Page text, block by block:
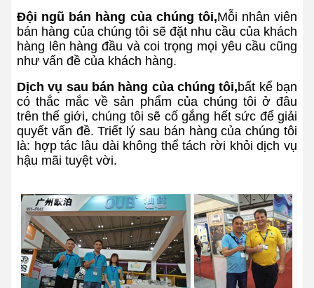
Đội ngũ bán hàng của chúng tôi,Mỗi nhân viên
bán hàng của chúng tôi sẽ đặt nhu cầu của khách
hàng lên hàng đầu và coi trọng mọi yêu cầu cũng
như vấn đề của khách hàng.
Dịch vụ sau bán hàng của chúng tôi,bất kể bạn
có thắc mắc về sản phẩm của chúng tôi ở đâu
trên thế giới, chúng tôi sẽ cố gắng hết sức để giải
quyết vấn đề. Triết lý sau bán hàng của chúng tôi
là: hợp tác lâu dài không thể tách rời khỏi dịch vụ
hậu mãi tuyệt vời.